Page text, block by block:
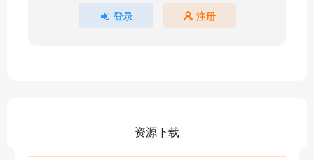
登录 注册
资源下载